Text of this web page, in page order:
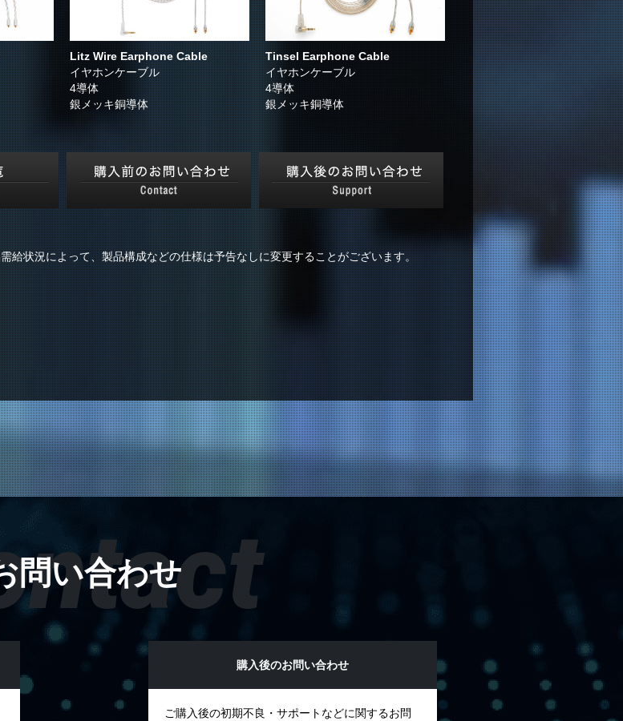
Litz Wire Earphone Cable
イヤホンケーブル
4導体
銀メッキ銅導体
Tinsel Earphone Cable
イヤホンケーブル
4導体
銀メッキ銅導体
給状況によって、製品構成などの仕様は予告なしに変更することがございます。
問い合わせ
購入後のお問い合わせ
ご購入後の初期不良・サポートなどに関するお問